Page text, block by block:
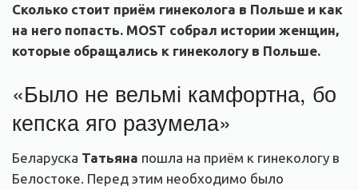
Сколько стоит приём гинеколога в Польше и как
на него попасть. MOST собрал истории женщин,
которые обращались к гинекологу в Польше.
«Было не вельмі камфортна, бо
кепска яго разумела»
Беларуска Татьяна пошла на приём к гинекологу в
Белостоке. Перед этим необходимо было